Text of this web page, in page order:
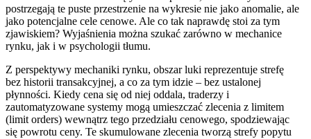
postrzegają te puste przestrzenie na wykresie nie jako anomalie, ale
jako potencjalne cele cenowe. Ale co tak naprawdę stoi za tym
zjawiskiem? Wyjaśnienia można szukać zarówno w mechanice
rynku, jak i w psychologii tłumu.
Z perspektywy mechaniki rynku, obszar luki reprezentuje strefę
bez historii transakcyjnej, a co za tym idzie – bez ustalonej
płynności. Kiedy cena się od niej oddala, traderzy i
zautomatyzowane systemy mogą umieszczać zlecenia z limitem
(limit orders) wewnątrz tego przedziału cenowego, spodziewając
się powrotu ceny. Te skumulowane zlecenia tworzą strefy popytu